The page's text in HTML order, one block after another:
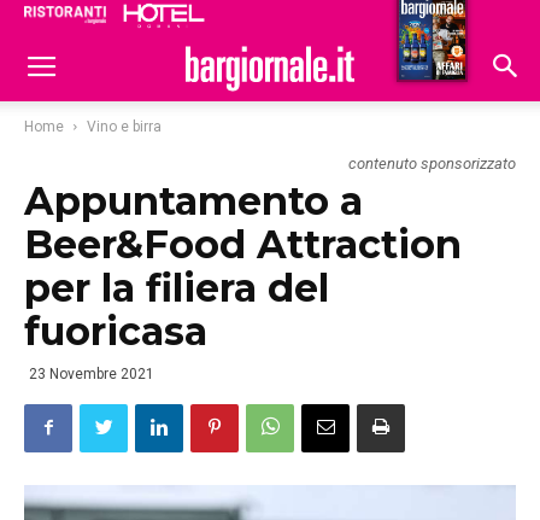
Hoteldomani
Home Vino e birra
contenuto sponsorizzato
Appuntamento a
Beer&Food Attraction
per la filiera del
fuoricasa
23 Novembre 2021